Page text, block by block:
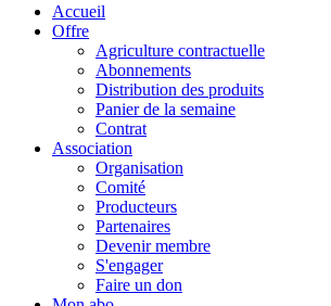
Accueil
Offre
Agriculture contractuelle
Abonnements
Distribution des produits
Panier de la semaine
Contrat
Association
Organisation
Comité
Producteurs
Partenaires
Devenir membre
S'engager
Faire un don